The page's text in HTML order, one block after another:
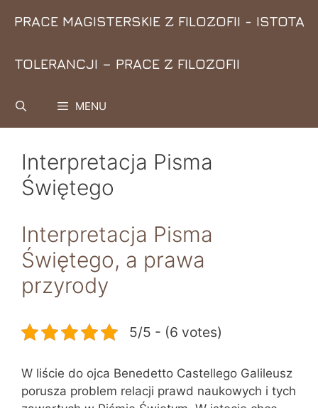
PRACE MAGISTERSKIE Z FILOZOFII - ISTOTA
TOLERANCJI – PRACE Z FILOZOFII
MENU
Interpretacja Pisma
Świętego
Interpretacja Pisma
Świętego, a prawa
przyrody
5/5 - (6 votes)
W liście do ojca Benedetto Castellego Galileusz
porusza problem relacji prawd naukowych i tych